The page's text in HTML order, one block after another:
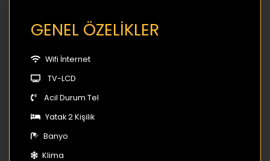
GENEL ÖZELİKLER
Wifi İnternet
TV-LCD
Acil Durum Tel
Yatak 2 Kişilik
Banyo
Klima